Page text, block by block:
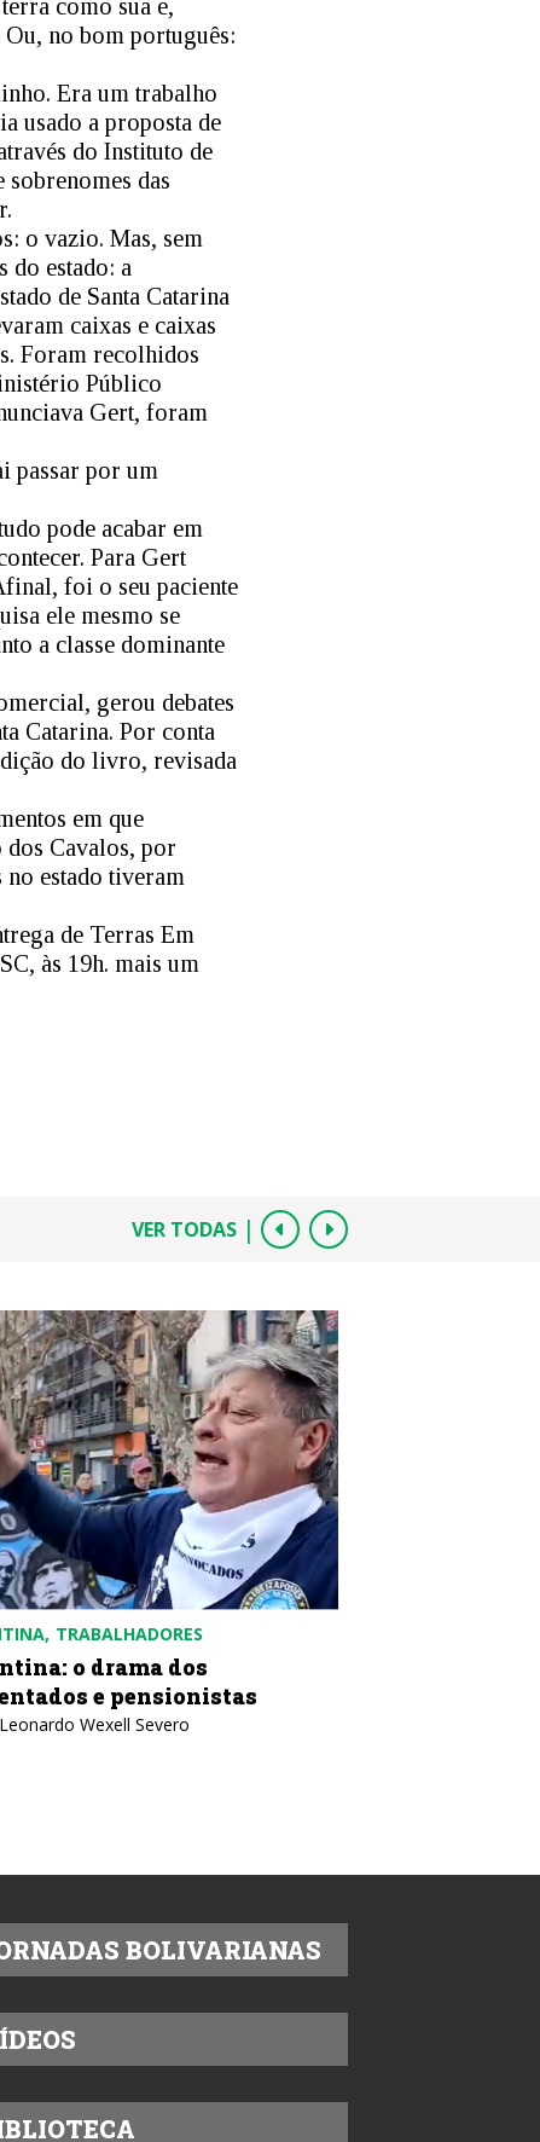
como sua e,
no bom português:
Era um trabalho
usado a proposta de
do Instituto de
das
o vazio. Mas, sem
do estado: a
de Santa Catarina
caixas e caixas
Foram recolhidos
Público
Gert, foram
passar por um
pode acabar em
Para Gert
foi o seu paciente
ele mesmo se
a classe dominante
gerou debates
Catarina. Por conta
do livro, revisada
em que
Cavalos, por
no estado tiveram
de Terras Em
às 19h. mais um
VER TODAS |
TRABALHADORES
o drama dos
e pensionistas
Wexell Severo
BOLIVARIANAS